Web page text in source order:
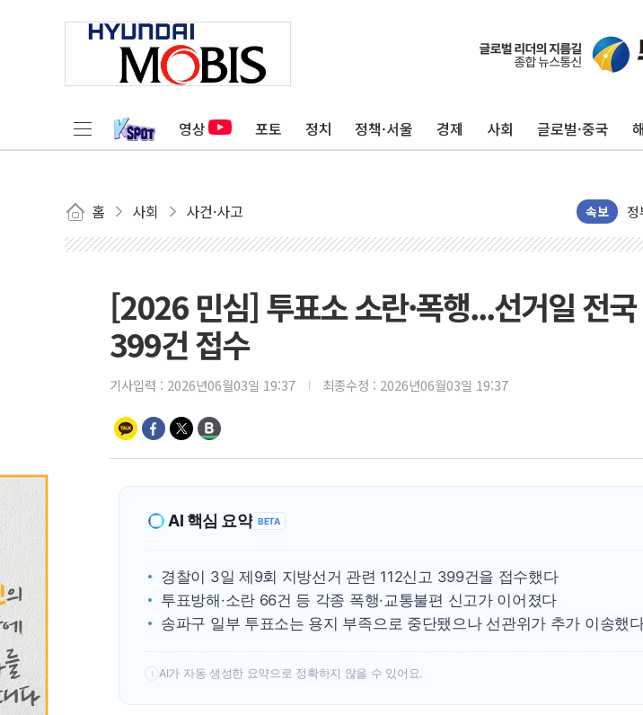
영상 포토 정치 정책·서울 경제 사회 글로벌·중국
홈 사회 사건·사고 속보
중
쉐
소
'
[
[2026 민심] 투표소 소란·폭행...선거일 전
399건 접수
기사입력 : 2026년06월03일 19:37 최종수정 : 2026년06월03일 19:37
AI 핵심 요약 BETA
경찰이 3일 제9회 지방선거 관련 112신고 399건을 접수했다
투표방해·소란 66건 등 각종 폭행·교통불편 신고가 이어졌다
송파구 일부 투표소는 용지 부족으로 중단됐으나 선관위가 추가 이송했
! AI가 자동 생성한 요약으로 정확하지 않을 수 있어요.